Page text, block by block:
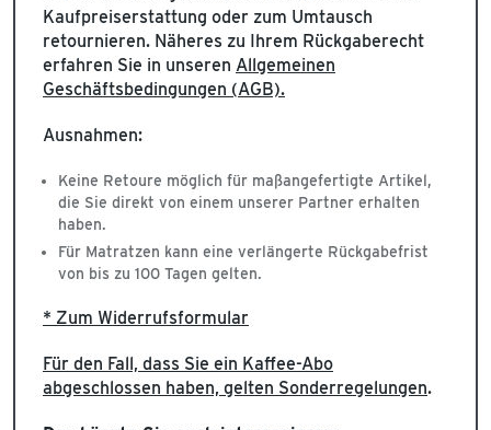
Kaufpreiserstattung oder zum Umtausch
retournieren. Näheres zu Ihrem Rückgaberecht
erfahren Sie in unseren Allgemeinen
Geschäftsbedingungen (AGB).
Ausnahmen:
Keine Retoure möglich für maßangefertigte Artikel,
die Sie direkt von einem unserer Partner erhalten
haben.
Für Matratzen kann eine verlängerte Rückgabefrist
von bis zu 100 Tagen gelten.
* Zum Widerrufsformular
Für den Fall, dass Sie ein Kaffee-Abo
abgeschlossen haben, gelten Sonderregelungen.